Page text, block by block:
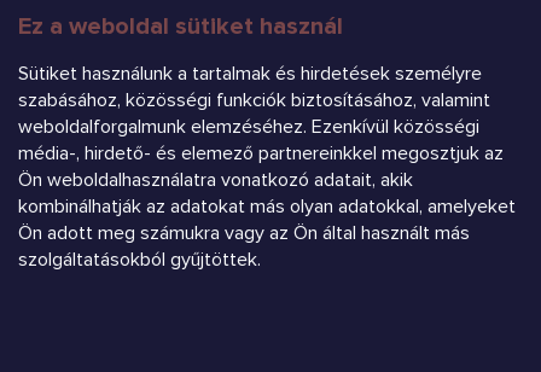
Ez a weboldal sütiket használ
Sütiket használunk a tartalmak és hirdetések személyre
szabásához, közösségi funkciók biztosításához, valamint
weboldalforgalmunk elemzéséhez. Ezenkívül közösségi
média-, hirdető- és elemező partnereinkkel megosztjuk az
Ön weboldalhasználatra vonatkozó adatait, akik
kombinálhatják az adatokat más olyan adatokkal, amelyeket
Ön adott meg számukra vagy az Ön által használt más
szolgáltatásokból gyűjtöttek.
FELIRATKOZÁS
Árukereső.hu